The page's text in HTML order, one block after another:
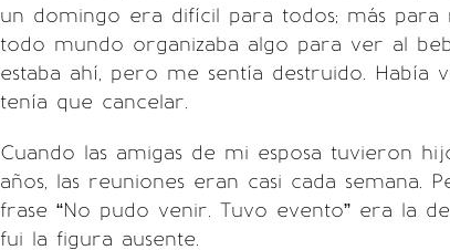
un domingo era difícil para todos; más para
todo mundo organizaba algo para ver al
estaba ahí, pero me sentía destruido. Había
tenía que cancelar.
Cuando las amigas de mi esposa tuvieron
años, las reuniones eran casi cada semana.
frase “No pudo venir. Tuvo evento” era la
fui la figura ausente.